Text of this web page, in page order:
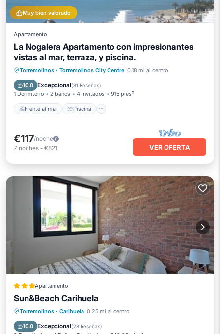
Muy bien valorado
Apartamento
La Nogalera Apartamento con impresionantes
vistas al mar, terraza, y piscina.
Torremolinos · Torremolinos City Centre 0.18 mi al centro
10.0 Excepcional(81 Reseñas)
1 Dormitorio 2 baños 4 Invitados 915 pies²
Frente al mar Piscina
Frente al mar Piscina
Vista al mar
Balcón/Terraza
€117/noche
7 noches - €821 VER OFERTA
Apartamento
Sun&Beach Carihuela
Torremolinos · Carihuela 0.25 mi al centro
10.0 Excepcional(28 Reseñas)
Frente al mar
Aparcamiento
Vista al mar